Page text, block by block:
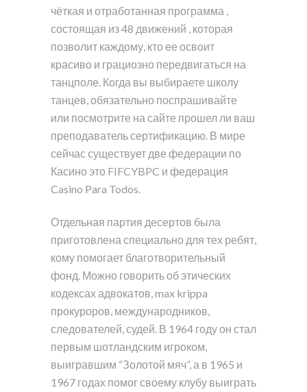
чёткая и отработанная программа ,
состоящая из 48 движений , которая
позволит каждому, кто ее освоит
красиво и грациозно передвигаться на
танцполе. Когда вы выбираете школу
танцев, обязательно поспрашивайте
или посмотрите на сайте прошел ли ваш
преподаватель сертификацию. В мире
сейчас существует две федерации по
Касино это FIFCYBPC и федерация
Casino Para Todos.
Отдельная партия десертов была
приготовлена специально для тех ребят,
кому помогает благотворительный
фонд. Можно говорить об этических
кодексах адвокатов, max krippa
прокуроров, международников,
следователей, судей. В 1964 году он стал
первым шотландским игроком,
выигравшим “Золотой мяч”, а в 1965 и
1967 годах помог своему клубу выиграть